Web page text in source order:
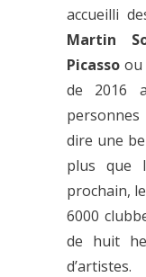
accueilli
Martin
Picasso ou
de 2016
dire une
plus que
prochain,
6000
de huit
d’artistes.